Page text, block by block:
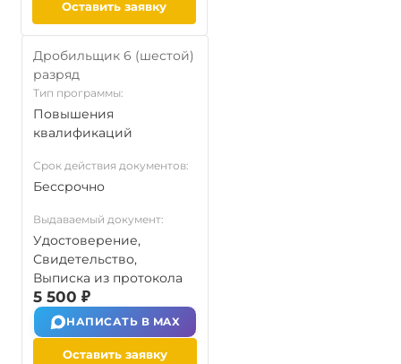
Оставить заявку
Дробильщик 6 (шестой)
разряд
Тип программы:
Повышения
квалификаций
Срок действия документов:
Бессрочно
Выдаваемый документ:
Удостоверение,
Свидетельство,
Выписка из протокола
5 500 ₽
НАПИСАТЬ В MAX
Оставить заявку